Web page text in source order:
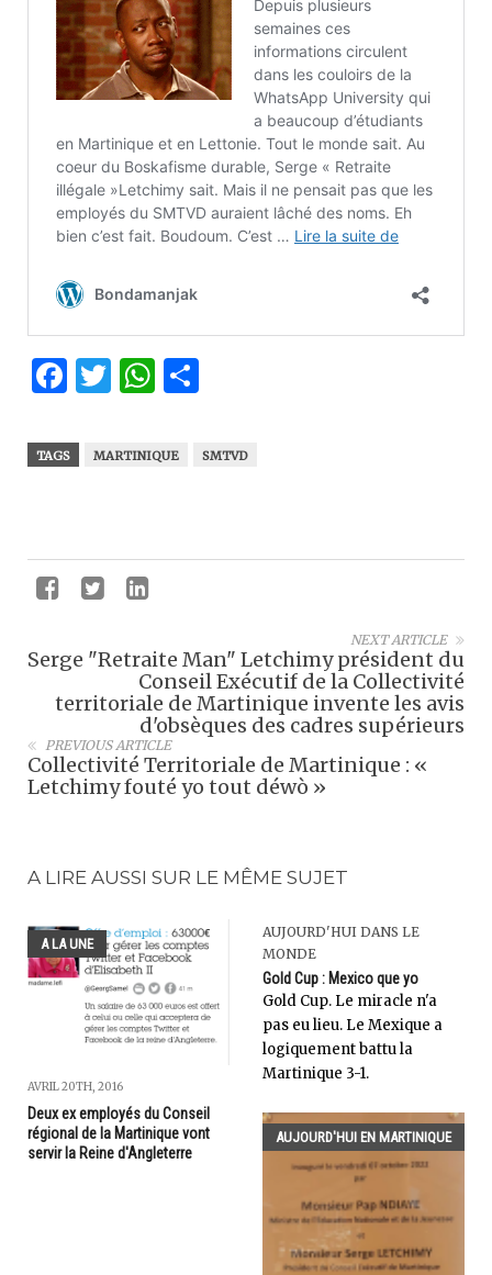
Facebook
Twitter
WhatsApp
TAGS MARTINIQUE SMTVD
NEXT ARTICLE
Serge "Retraite Man" Letchimy président du
Conseil Exécutif de la Collectivité
territoriale de Martinique invente les avis
d'obsèques des cadres supérieurs
PREVIOUS ARTICLE
Collectivité Territoriale de Martinique : «
Letchimy fouté yo tout déwò »
A LIRE AUSSI SUR LE MÊME SUJET
A LA UNE
AVRIL 20TH, 2016
Deux ex employés du Conseil
régional de la Martinique vont
servir la Reine d'Angleterre
AUJOURD'HUI DANS LE
MONDE
Gold Cup : Mexico que yo
Gold Cup. Le miracle n'a
pas eu lieu. Le Mexique a
logiquement battu la
Martinique 3-1.
AUJOURD'HUI EN MARTINIQUE